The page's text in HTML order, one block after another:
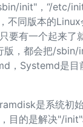
init"，“/etc/
不同版本的
要有一个起来了
版，都会把/sbin/
，Systemd是目
ramdisk是系统初
目的是解决"/init"